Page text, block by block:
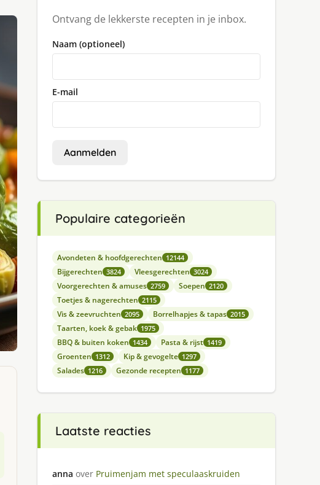
Ontvang de lekkerste recepten in je inbox.
Naam (optioneel)
E-mail
Aanmelden
Populaire categorieën
Avondeten & hoofdgerechten 12144
Bijgerechten 3824 Vleesgerechten 3024
Voorgerechten & amuses 2759 Soepen 2120
Toetjes & nagerechten 2115
Vis & zeevruchten 2095 Borrelhapjes & tapas 2015
Taarten, koek & gebak 1975
BBQ & buiten koken 1434 Pasta & rijst 1419
Groenten 1312 Kip & gevogelte 1297
Salades 1216 Gezonde recepten 1177
Laatste reacties
anna over Pruimenjam met speculaaskruiden